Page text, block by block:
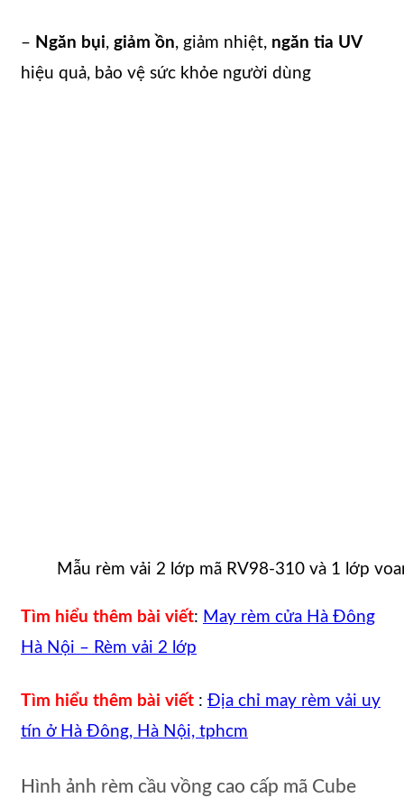
– Ngăn bụi, giảm ồn, giảm nhiệt, ngăn tia UV
hiệu quả, bảo vệ sức khỏe người dùng
Mẫu rèm vải 2 lớp mã RV98-310 và 1 lớp
Tìm hiểu thêm bài viết: May rèm cửa Hà Đông
Hà Nội – Rèm vải 2 lớp
Tìm hiểu thêm bài viết : Địa chỉ may rèm vải uy
tín ở Hà Đông, Hà Nội, tphcm
Hình ảnh rèm cầu vồng cao cấp mã Cube